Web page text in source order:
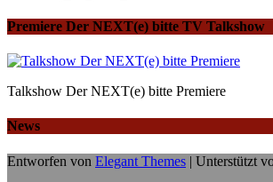
Premiere Der NEXT(e) bitte TV Talkshow
Talkshow Der NEXT(e) bitte Premiere
News
Entworfen von Elegant Themes | Unterstützt